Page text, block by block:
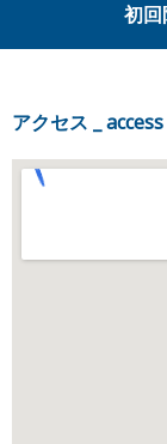
初
アクセス _ access